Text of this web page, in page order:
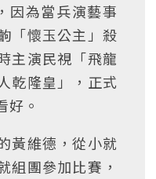
因為當兵演藝事
「懷玉公主」殺
主演民視「飛龍
乾隆皇」，正式
好。
黃維德，從小就
組團參加比賽，